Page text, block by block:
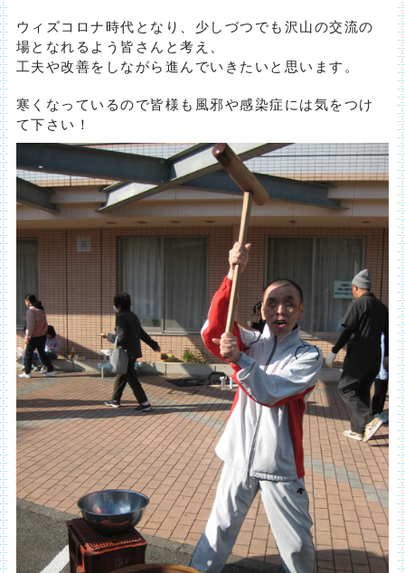
ウィズコロナ時代となり、少しづつでも沢山の交流の
場となれるよう皆さんと考え、
工夫や改善をしながら進んでいきたいと思います。
寒くなっているので皆様も風邪や感染症には気をつけ
て下さい！